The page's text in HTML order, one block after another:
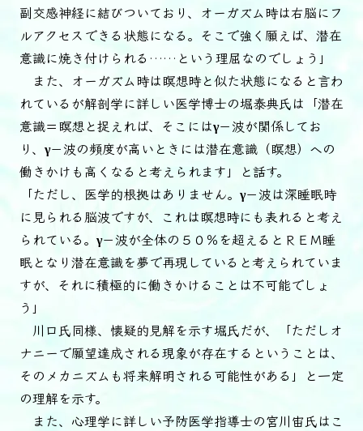
副交感神経に結びついており、オーガズム時は右脳にフ
ルアクセスできる状態になる。そこで強く願えば、潜在
意識に焼き付けられる……という理屈なのでしょう」
また、オーガズム時は瞑想時と似た状態になると言わ
れているが解剖学に詳しい医学博士の堀泰典氏は「潜在
意識＝瞑想と捉えれば、そこにはγ－波が関係してお
り、γ－波の頻度が高いときには潜在意識（瞑想）への
働きかけも高くなると考えられます」と話す。
「ただし、医学的根拠はありません。γ－波は深睡眠時
に見られる脳波ですが、これは瞑想時にも表れると考え
られている。γ－波が全体の５０％を超えるとＲＥＭ睡
眠となり潜在意識を夢で再現していると考えられていま
すが、それに積極的に働きかけることは不可能でしょ
う」
川口氏同様、懐疑的見解を示す堀氏だが、「ただしオ
ナニーで願望達成される現象が存在するということは、
そのメカニズムも将来解明される可能性がある」と一定
の理解を示す。
また、心理学に詳しい予防医学指導士の宮川宙氏はこ